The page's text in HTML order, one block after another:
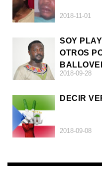
2018-11-01
SOY
OTROS
2018-09-28
DECIR
2018-09-08